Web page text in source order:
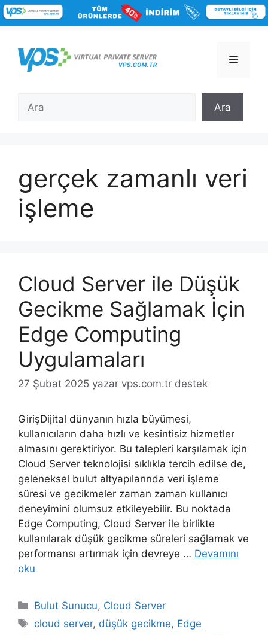
İçeriğe
atla
Menü
Ara
gerçek zamanlı veri
işleme
Cloud Server ile Düşük
Gecikme Sağlamak İçin
Edge Computing
Uygulamaları
27 Şubat 2025 yazar vps.com.tr destek
GirişDijital dünyanın hızla büyümesi,
kullanıcıların daha hızlı ve kesintisiz hizmetler
almasını gerektiriyor. Bu talepleri karşılamak için
Cloud Server teknolojisi sıklıkla tercih edilse de,
geleneksel bulut altyapılarında veri işleme
süresi ve gecikmeler zaman zaman kullanıcı
deneyimini olumsuz etkileyebilir. Bu noktada
Edge Computing, Cloud Server ile birlikte
kullanılarak düşük gecikme süreleri sağlamak ve
performansı artırmak için devreye … Devamını
oku
Kategoriler
Bulut Sunucu, Cloud Server
Etiketler
cloud server, düşük gecikme, Edge